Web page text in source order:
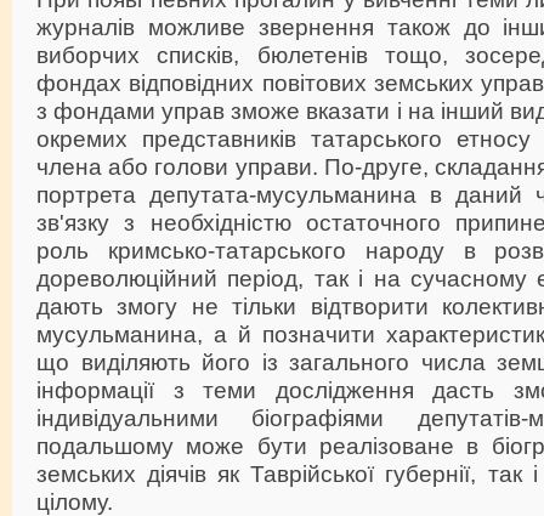
журналів можливе звернення також до
виборчих списків, бюлетенів тощо,
фондах відповідних повітових земських
з фондами управ зможе вказати і на інший вид
окремих представників татарського
члена або голови управи. По-друге,
портрета депутата-мусульманина в даний
зв'язку з необхідністю остаточного
роль кримсько-татарського народу в
дореволюційний період, так і на сучасному
дають змогу не тільки відтворити
мусульманина, а й позначити
що виділяють його із загального числа
інформації з теми дослідження дасть
індивідуальними біографіями
подальшому може бути реалізоване в
земських діячів як Таврійської губернії, так
цілому.